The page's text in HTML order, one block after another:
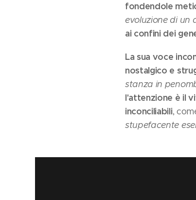
fondendole
evoluzione di un
ai confini dei
La sua voce
nostalgico e
stanza in
l'attenzione è il
inconciliabili,
stupefacente